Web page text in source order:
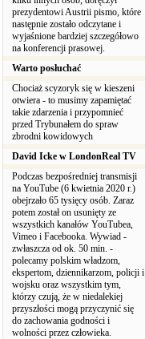
prezydentowi Austrii pismo, które
następnie zostało odczytane i
wyjaśnione bardziej szczegółowo
na konferencji prasowej.
Warto posłuchać
Chociaż scyzoryk się w kieszeni
otwiera - to musimy zapamiętać
takie zdarzenia i przypomnieć
przed Trybunałem do spraw
zbrodni kowidowych
David Icke w LondonReal TV
Podczas bezpośredniej transmisji
na YouTube (6 kwietnia 2020 r.)
obejrzało 65 tysięcy osób. Zaraz
potem został on usunięty ze
wszystkich kanałów YouTubea,
Vimeo i Facebooka. Wywiad -
zwłaszcza od ok. 50 min. -
polecamy polskim władzom,
ekspertom, dziennikarzom, policji i
wojsku oraz wszystkim tym,
którzy czują, że w niedalekiej
przyszłości mogą przyczynić się
do zachowania godności i
wolności przez człowieka.